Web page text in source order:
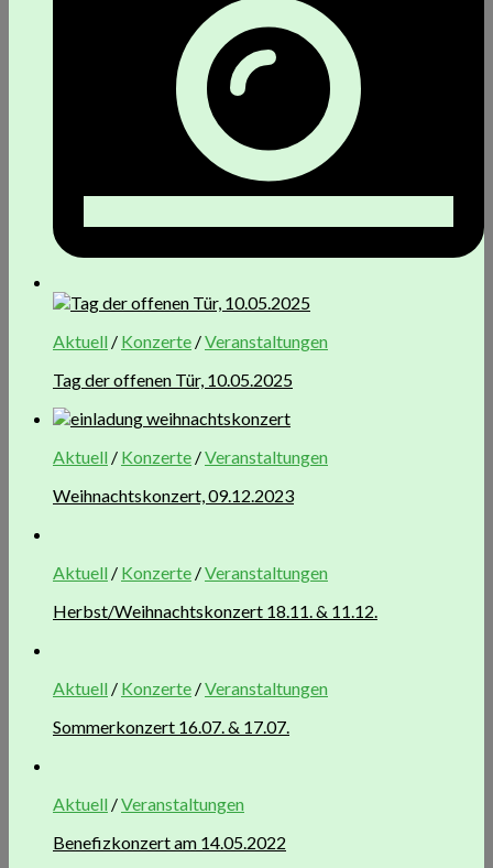
Aktuell / Konzerte /Veranstaltungen
Tag der offenen Tür, 10.05.2025
Aktuell / Konzerte /Veranstaltungen
Weihnachtskonzert, 09.12.2023
Aktuell / Konzerte /Veranstaltungen
Herbst/Weihnachtskonzert 18.11. & 11.12.
Aktuell / Konzerte /Veranstaltungen
Sommerkonzert 16.07. & 17.07.
Aktuell /Veranstaltungen
Benefizkonzert am 14.05.2022